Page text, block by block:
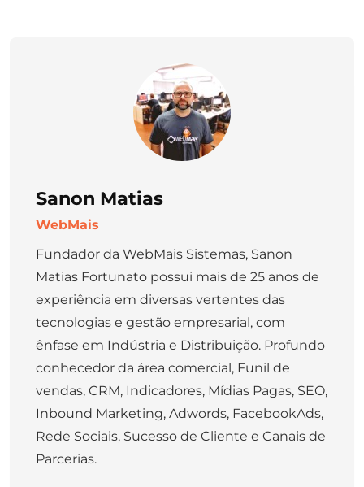
Sanon Matias
WebMais
Fundador da WebMais Sistemas, Sanon
Matias Fortunato possui mais de 25 anos de
experiência em diversas vertentes das
tecnologias e gestão empresarial, com
ênfase em Indústria e Distribuição. Profundo
conhecedor da área comercial, Funil de
vendas, CRM, Indicadores, Mídias Pagas, SEO,
Inbound Marketing, Adwords, FacebookAds,
Rede Sociais, Sucesso de Cliente e Canais de
Parcerias.